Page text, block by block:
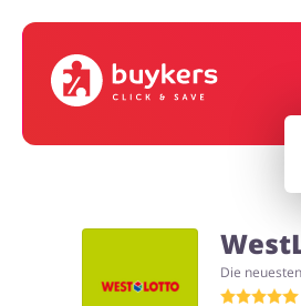
Bürobedarf & Schreibwaren
Die